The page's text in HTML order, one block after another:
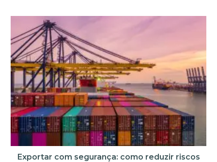
Exportar com segurança: como reduzir riscos